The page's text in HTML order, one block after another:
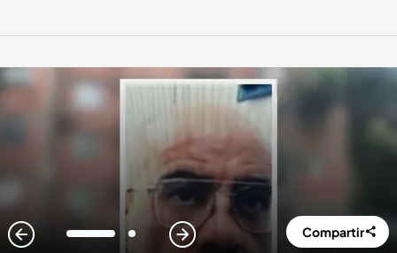
1 2 Compartir